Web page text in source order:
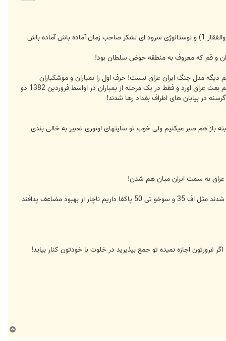
از دوران دبستان رزمایشهای نیروهای مسلح را پیگیری میکردم..آن زمانی که رزمایش ها عمدتا مشترک بین ارتش و سپاه بود (ذوالفقار 1) و نوستالوژی سرود ای لشکر صاحب زمان آماده باش آماده باش
جنگهای سالهای اخیر هم دیگه مدل جنگ ایران عراق نیست! حرف اول را بمباران و موشکباران
سنگین همراه با جنگ الکترونیک و اخلال اندازی در سیستم های دشمن میزنه! همان بلایی که ایلات متحده بر سر طالبان و رژیم بعث عراق اورد و فقط در یک مرحله از بمباران در اواسط فروردین 1382 دو
در بیابان های اطراف بغداد رها شدند!
نکته اول! البته باز هم صبر میکنیم ولی خوب تو سایتهای اونوری تعبیر به خالی بندی
عراق به سمت ایران میان هم شدن!
کلا با توجه به مشکلی که در به دست اوردن جنگنده های جدید و نسل پنجم که این روزها نیروهای هوایی دشمن به ان مجهز شدند مثل اف 35 و سوخو تی 50 پاکفا داریم ناچار از بهبود مضاعف پدافند
اجازه نمیده تو جمع بپذیرید در خلوت با خودتون کنار بیاید!